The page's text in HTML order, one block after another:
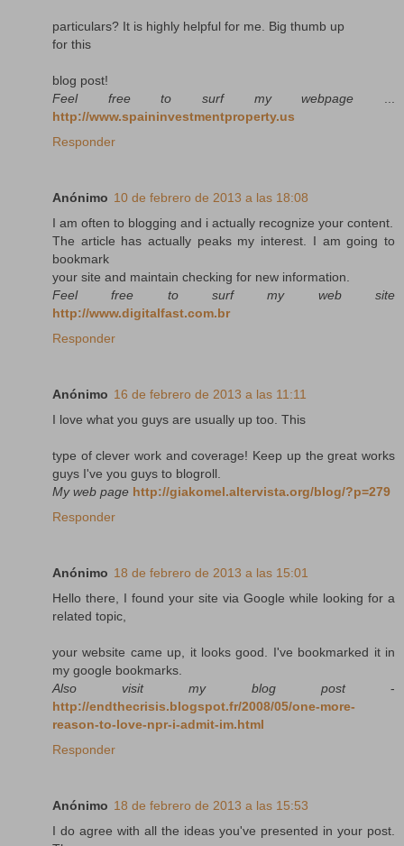
particulars? It is highly helpful for me. Big thumb up
for this
blog post!
Feel free to surf my webpage ...
http://www.spaininvestmentproperty.us
Responder
Anónimo 10 de febrero de 2013 a las 18:08
I am often to blogging and i actually recognize your content.
The article has actually peaks my interest. I am going to
bookmark
your site and maintain checking for new information.
Feel free to surf my web site
http://www.digitalfast.com.br
Responder
Anónimo 16 de febrero de 2013 a las 11:11
I love what you guys are usually up too. This
type of clever work and coverage! Keep up the great works
guys I've you guys to blogroll.
My web page http://giakomel.altervista.org/blog/?p=279
Responder
Anónimo 18 de febrero de 2013 a las 15:01
Hello there, I found your site via Google while looking for a
related topic,
your website came up, it looks good. I've bookmarked it in
my google bookmarks.
Also visit my blog post-
http://endthecrisis.blogspot.fr/2008/05/one-more-
reason-to-love-npr-i-admit-im.html
Responder
Anónimo 18 de febrero de 2013 a las 15:53
I do agree with all the ideas you've presented in your post.